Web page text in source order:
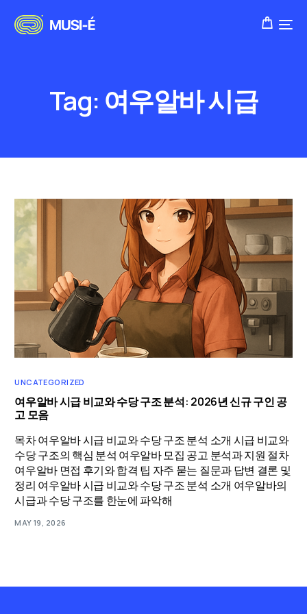
Tag: 여우알바 시급
UNCATEGORIZED
여우알바 시급 비교와 수당 구조 분석: 2026년 신규 구인 공
고 모음
목차 여우알바 시급 비교와 수당 구조 분석 소개 시급 비교와
수당 구조의 핵심 분석 여우알바 모집 공고 분석과 지원 절차
여우알바 면접 후기와 합격 팁 자주 묻는 질문과 답변 결론 및
정리 여우알바 시급 비교와 수당 구조 분석 소개 여우알바의
시급과 수당 구조를 한눈에 파악해
MAY 19, 2026